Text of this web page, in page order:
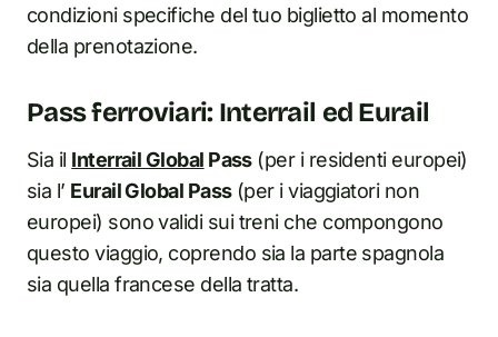
condizioni specifiche del tuo biglietto al momento
della prenotazione.
Pass ferroviari: Interrail ed Eurail
Sia il Interrail Global Pass(per i residenti europei)
sia l’ Eurail Global Pass(per i viaggiatori non
europei) sono validi sui treni che compongono
questo viaggio, coprendo sia la parte spagnola
sia quella francese della tratta.